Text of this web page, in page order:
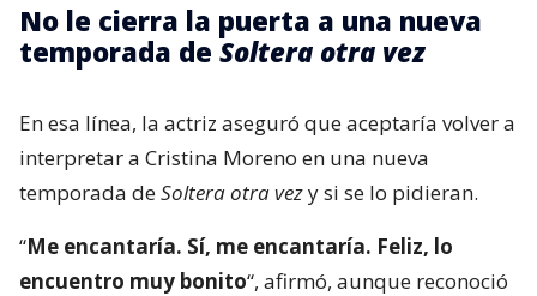
No le cierra la puerta a una nueva
temporada de Soltera otra vez
En esa línea, la actriz aseguró que aceptaría volver a
interpretar a Cristina Moreno en una nueva
temporada deSoltera otra vezy si se lo pidieran.
“Me encantaría. Sí, me encantaría. Feliz, lo
encuentro muy bonito“, afirmó, aunque reconoció